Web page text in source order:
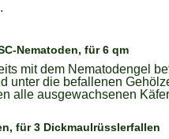
Nematoden, für 6 qm
mit dem Nematodengel
unter die befallenen
alle ausgewachsenen
für 3 Dickmaulrüsslerfallen